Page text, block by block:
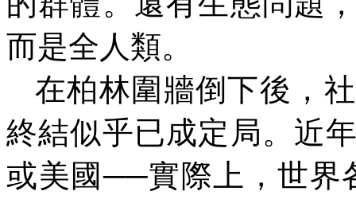
而是全人類。
在柏林圍牆倒下後，
終結似乎已成定局。近
或美國──實際上，世界